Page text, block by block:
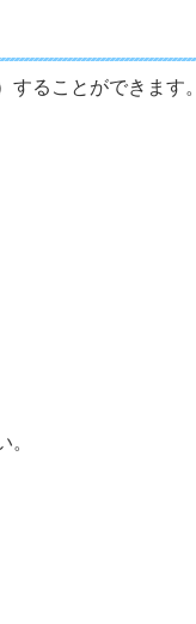
ることができます。